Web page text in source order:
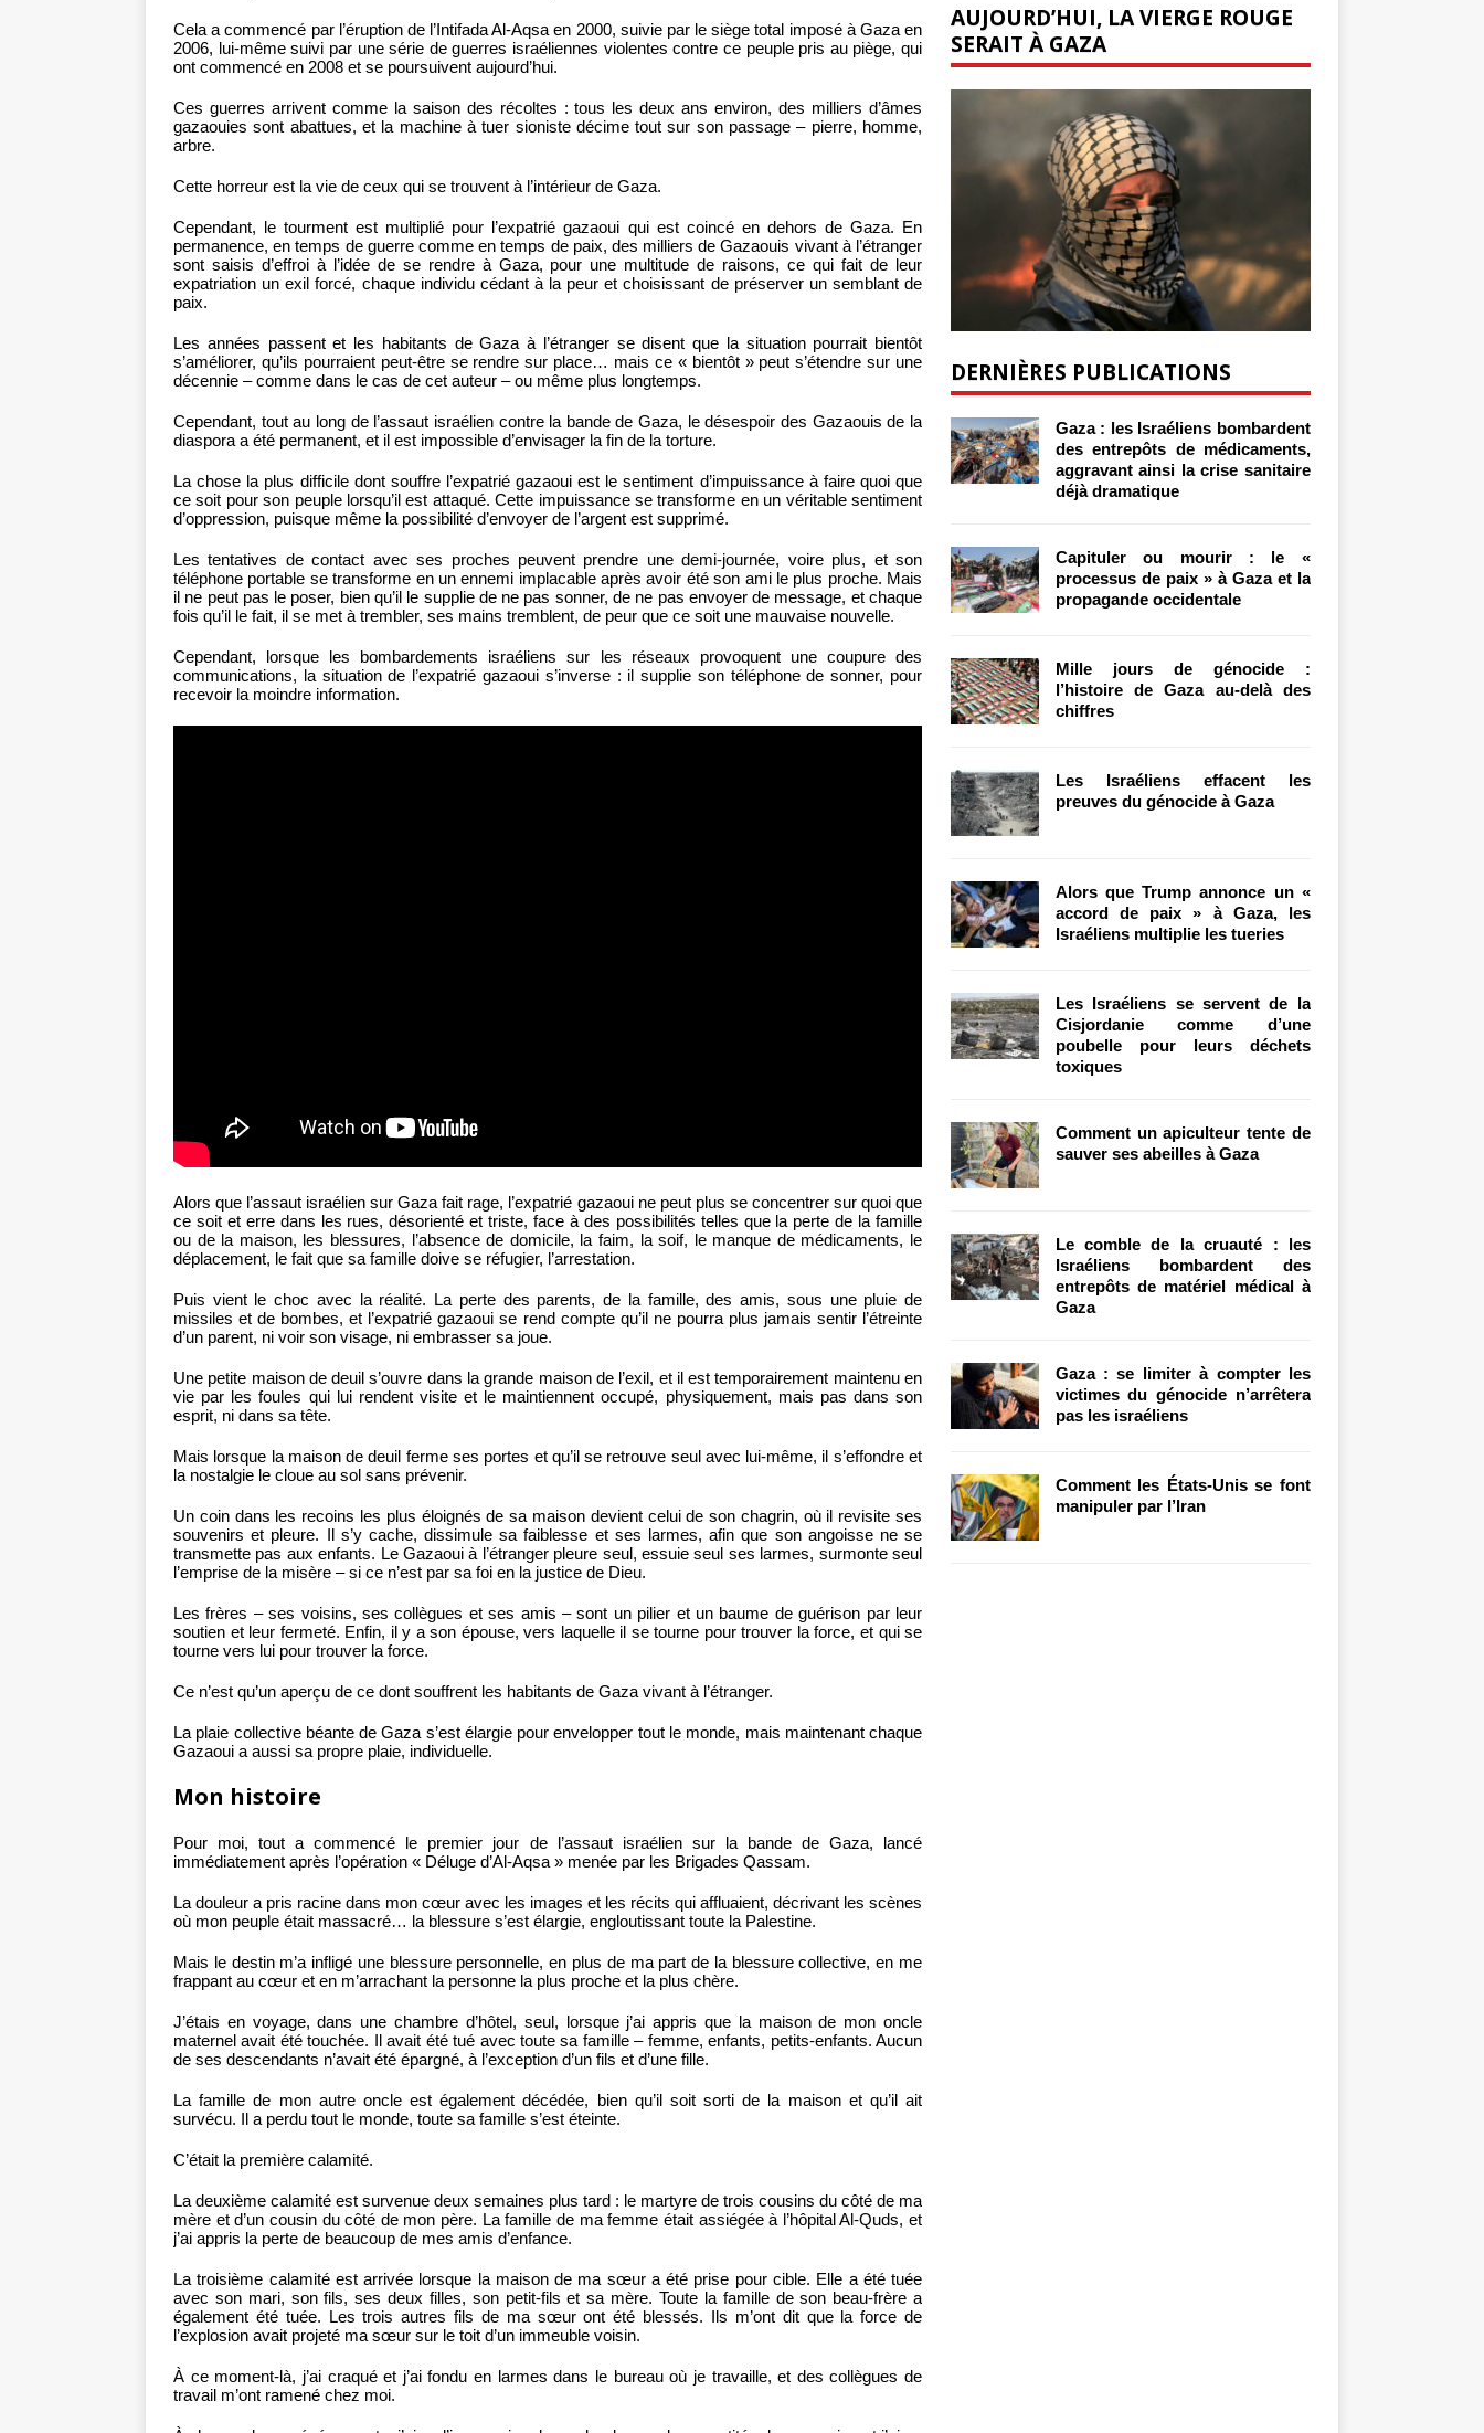
Cela a commencé par l’éruption de l’Intifada Al-Aqsa en 2000, suivie par le siège total imposé à Gaza en
2006, lui-même suivi par une série de guerres israéliennes violentes contre ce peuple pris au piège, qui
ont commencé en 2008 et se poursuivent aujourd’hui.
Ces guerres arrivent comme la saison des récoltes : tous les deux ans environ, des milliers d’âmes
gazaouies sont abattues, et la machine à tuer sioniste décime tout sur son passage – pierre, homme,
arbre.
Cette horreur est la vie de ceux qui se trouvent à l’intérieur de Gaza.
Cependant, le tourment est multiplié pour l’expatrié gazaoui qui est coincé en dehors de Gaza. En
permanence, en temps de guerre comme en temps de paix, des milliers de Gazaouis vivant à l’étranger
sont saisis d’effroi à l’idée de se rendre à Gaza, pour une multitude de raisons, ce qui fait de leur
expatriation un exil forcé, chaque individu cédant à la peur et choisissant de préserver un semblant de
paix.
Les années passent et les habitants de Gaza à l’étranger se disent que la situation pourrait bientôt
s’améliorer, qu’ils pourraient peut-être se rendre sur place… mais ce « bientôt » peut s’étendre sur une
décennie – comme dans le cas de cet auteur – ou même plus longtemps.
Cependant, tout au long de l’assaut israélien contre la bande de Gaza, le désespoir des Gazaouis de la
diaspora a été permanent, et il est impossible d’envisager la fin de la torture.
La chose la plus difficile dont souffre l’expatrié gazaoui est le sentiment d’impuissance à faire quoi que
ce soit pour son peuple lorsqu’il est attaqué. Cette impuissance se transforme en un véritable sentiment
d’oppression, puisque même la possibilité d’envoyer de l’argent est supprimé.
Les tentatives de contact avec ses proches peuvent prendre une demi-journée, voire plus, et son
téléphone portable se transforme en un ennemi implacable après avoir été son ami le plus proche. Mais
il ne peut pas le poser, bien qu’il le supplie de ne pas sonner, de ne pas envoyer de message, et chaque
fois qu’il le fait, il se met à trembler, ses mains tremblent, de peur que ce soit une mauvaise nouvelle.
Cependant, lorsque les bombardements israéliens sur les réseaux provoquent une coupure des
communications, la situation de l’expatrié gazaoui s’inverse : il supplie son téléphone de sonner, pour
recevoir la moindre information.
Alors que l’assaut israélien sur Gaza fait rage, l’expatrié gazaoui ne peut plus se concentrer sur quoi que
ce soit et erre dans les rues, désorienté et triste, face à des possibilités telles que la perte de la famille
ou de la maison, les blessures, l’absence de domicile, la faim, la soif, le manque de médicaments, le
déplacement, le fait que sa famille doive se réfugier, l’arrestation.
Puis vient le choc avec la réalité. La perte des parents, de la famille, des amis, sous une pluie de
missiles et de bombes, et l’expatrié gazaoui se rend compte qu’il ne pourra plus jamais sentir l’étreinte
d’un parent, ni voir son visage, ni embrasser sa joue.
Une petite maison de deuil s’ouvre dans la grande maison de l’exil, et il est temporairement maintenu en
vie par les foules qui lui rendent visite et le maintiennent occupé, physiquement, mais pas dans son
esprit, ni dans sa tête.
Mais lorsque la maison de deuil ferme ses portes et qu’il se retrouve seul avec lui-même, il s’effondre et
la nostalgie le cloue au sol sans prévenir.
Un coin dans les recoins les plus éloignés de sa maison devient celui de son chagrin, où il revisite ses
souvenirs et pleure. Il s’y cache, dissimule sa faiblesse et ses larmes, afin que son angoisse ne se
transmette pas aux enfants. Le Gazaoui à l’étranger pleure seul, essuie seul ses larmes, surmonte seul
l’emprise de la misère – si ce n’est par sa foi en la justice de Dieu.
Les frères – ses voisins, ses collègues et ses amis – sont un pilier et un baume de guérison par leur
soutien et leur fermeté. Enfin, il y a son épouse, vers laquelle il se tourne pour trouver la force, et qui se
tourne vers lui pour trouver la force.
Ce n’est qu’un aperçu de ce dont souffrent les habitants de Gaza vivant à l’étranger.
La plaie collective béante de Gaza s’est élargie pour envelopper tout le monde, mais maintenant chaque
Gazaoui a aussi sa propre plaie, individuelle.
Mon histoire
Pour moi, tout a commencé le premier jour de l’assaut israélien sur la bande de Gaza, lancé
immédiatement après l’opération « Déluge d’Al-Aqsa » menée par les Brigades Qassam.
La douleur a pris racine dans mon cœur avec les images et les récits qui affluaient, décrivant les scènes
où mon peuple était massacré… la blessure s’est élargie, engloutissant toute la Palestine.
Mais le destin m’a infligé une blessure personnelle, en plus de ma part de la blessure collective, en me
frappant au cœur et en m’arrachant la personne la plus proche et la plus chère.
J’étais en voyage, dans une chambre d’hôtel, seul, lorsque j’ai appris que la maison de mon oncle
maternel avait été touchée. Il avait été tué avec toute sa famille – femme, enfants, petits-enfants. Aucun
de ses descendants n’avait été épargné, à l’exception d’un fils et d’une fille.
La famille de mon autre oncle est également décédée, bien qu’il soit sorti de la maison et qu’il ait
survécu. Il a perdu tout le monde, toute sa famille s’est éteinte.
C’était la première calamité.
La deuxième calamité est survenue deux semaines plus tard : le martyre de trois cousins du côté de ma
mère et d’un cousin du côté de mon père. La famille de ma femme était assiégée à l’hôpital Al-Quds, et
j’ai appris la perte de beaucoup de mes amis d’enfance.
La troisième calamité est arrivée lorsque la maison de ma sœur a été prise pour cible. Elle a été tuée
avec son mari, son fils, ses deux filles, son petit-fils et sa mère. Toute la famille de son beau-frère a
également été tuée. Les trois autres fils de ma sœur ont été blessés. Ils m’ont dit que la force de
l’explosion avait projeté ma sœur sur le toit d’un immeuble voisin.
À ce moment-là, j’ai craqué et j’ai fondu en larmes dans le bureau où je travaille, et des collègues de
travail m’ont ramené chez moi.
AUJOURD’HUI, LA VIERGE ROUGE
SERAIT À GAZA
DERNIÈRES PUBLICATIONS
Gaza : les Israéliens bombardent
des entrepôts de médicaments,
aggravant ainsi la crise sanitaire
déjà dramatique
Capituler ou mourir : le «
processus de paix » à Gaza et la
propagande occidentale
Mille jours de génocide :
l’histoire de Gaza au-delà des
chiffres
Les Israéliens effacent les
preuves du génocide à Gaza
Alors que Trump annonce un «
accord de paix » à Gaza, les
Israéliens multiplie les tueries
Les Israéliens se servent de la
Cisjordanie comme d’une
poubelle pour leurs déchets
toxiques
Comment un apiculteur tente de
sauver ses abeilles à Gaza
Le comble de la cruauté : les
Israéliens bombardent des
entrepôts de matériel médical à
Gaza
Gaza : se limiter à compter les
victimes du génocide n’arrêtera
pas les israéliens
Comment les États-Unis se font
manipuler par l’Iran